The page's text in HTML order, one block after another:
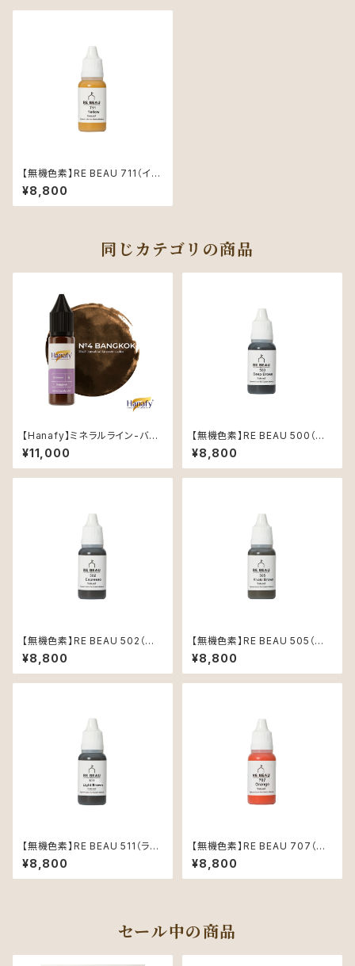
【無機色素】RE BEAU 711（イエ
ロー）15ml
¥8,800
同じカテゴリの商品
【Hanafy】ミネラルライン-バン
コク-4
¥11,000
【無機色素】RE BEAU 500（ディ
ープブラウン）15ml
¥8,800
【無機色素】RE BEAU 502（エ
スプレッソ）15ml
¥8,800
【無機色素】RE BEAU 505（カ
ーキブラウン）15ml
¥8,800
【無機色素】RE BEAU 511（ライ
トブラウン）15ml
¥8,800
【無機色素】RE BEAU 707（オ
レンジ）15ml
¥8,800
セール中の商品